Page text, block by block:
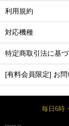
利用規約
対応機種
特定商取引法に基
[有料会員限定] お問
毎日6時